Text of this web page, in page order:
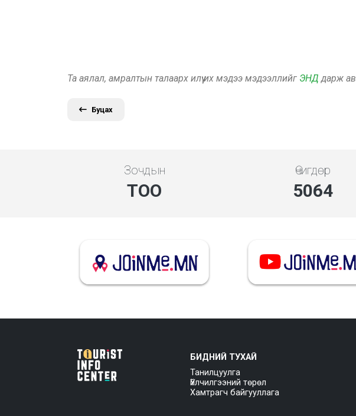
Та аялал, амралтын талаарх илүү их мэдээ мэдээллийг ЭНД дарж
Буцах
Зочдын
ТОО
Өчигдөр
5843
БИДНИЙ ТУХАЙ
Танилцуулга
Үйлчилгээний төрөл
Хамтрагч байгууллага